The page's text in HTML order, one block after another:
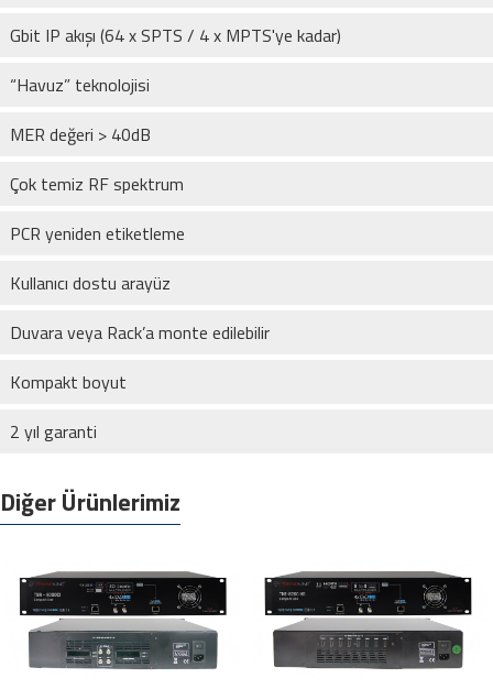
Gbit IP akışı (64 x SPTS / 4 x MPTS'ye kadar)
“Havuz” teknolojisi
MER değeri > 40dB
Çok temiz RF spektrum
PCR yeniden etiketleme
Kullanıcı dostu arayüz
Duvara veya Rack’a monte edilebilir
Kompakt boyut
2 yıl garanti
Diğer Ürünlerimiz